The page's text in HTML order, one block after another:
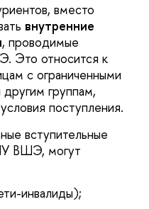
вместо
внутренние
, проводимые
Это относится к
с ограниченными
группам,
поступления.
вступительные
ВШЭ, могут
инвалиды);